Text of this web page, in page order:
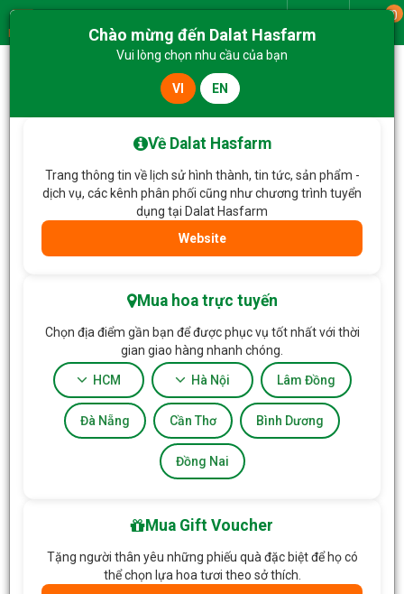
Menu
0
Hoa Chậu thiết kế
Chào mừng đến Dalat Hasfarm
Vui lòng chọn nhu cầu của bạn
VI EN
Về Dalat Hasfarm
Trang thông tin về lịch sử hình thành, tin tức, sản phẩm -
dịch vụ, các kênh phân phối cũng như chương trình tuyển
dụng tại Dalat Hasfarm
Website
Mua hoa trực tuyến
Chọn địa điểm gần bạn để được phục vụ tốt nhất với thời
gian giao hàng nhanh chóng.
HCM Hà Nội Lâm Đồng
Đà Nẵng Cần Thơ Bình Dương
Đồng Nai
Mua Gift Voucher
Tặng người thân yêu những phiếu quà đặc biệt để họ có
thể chọn lựa hoa tươi theo sở thích.